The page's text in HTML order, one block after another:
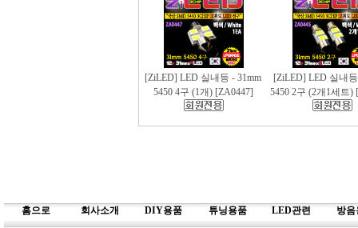
[ZiLED] LED 실내등 - 31mm
5450 4구 (1개) [ZA0447]
[ZiLED] LED 실내
5450 2구 (2개1세트)
홈으로 회사소개 DIY용품 튜닝용품 LED관련 방음